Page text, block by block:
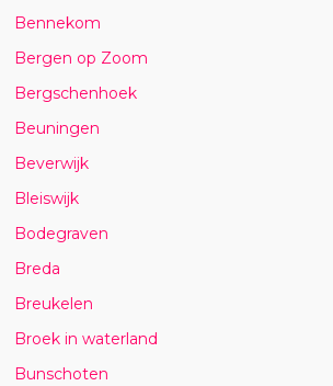
Bennekom
Bergen op Zoom
Bergschenhoek
Beuningen
Beverwijk
Bleiswijk
Bodegraven
Breda
Breukelen
Broek in waterland
Bunschoten